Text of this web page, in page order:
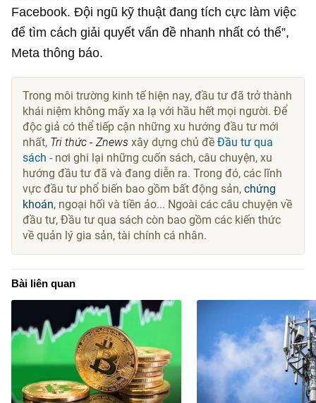
Facebook. Đội ngũ kỹ thuật đang tích cực làm việc
để tìm cách giải quyết vấn đề nhanh nhất có thể”,
Meta thông báo.
Trong môi trường kinh tế hiện nay, đầu tư đã trở thành
khái niệm không mấy xa lạ với hầu hết mọi người. Để
độc giả có thể tiếp cận những xu hướng đầu tư mới
nhất, Tri thức - Znews xây dựng chủ đềĐầu tư qua
sách - nơi ghi lại những cuốn sách, câu chuyện, xu
hướng đầu tư đã và đang diễn ra. Trong đó, các lĩnh
vực đầu tư phổ biến bao gồm bất động sản,chứng
khoán, ngoại hối và tiền ảo... Ngoài các câu chuyện về
đầu tư, Đầu tư qua sách còn bao gồm các kiến thức
về quản lý gia sản, tài chính cá nhân.
Bài liên quan